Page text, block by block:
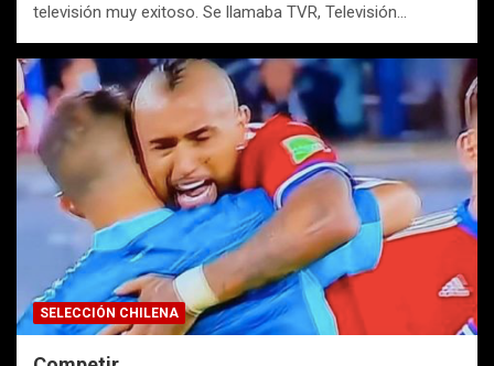
televisión muy exitoso. Se llamaba TVR, Televisión…
SELECCIÓN CHILENA